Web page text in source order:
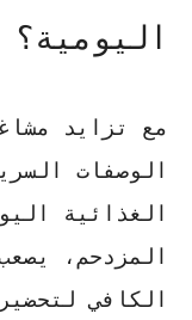
اليومية؟
مع تزايد
الوصفات
الغذائية
المزدحم،
الكافي